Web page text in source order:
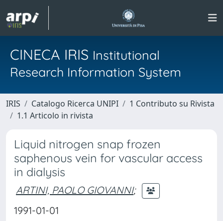
CINECA IRIS Institutional
Research Information System
IRIS Catalogo Ricerca UNIPI
1 Contributo su Rivista
1.1 Articolo in rivista
Liquid nitrogen snap frozen
saphenous vein for vascular access
in dialysis
ARTINI, PAOLO GIOVANNI;
1991-01-01